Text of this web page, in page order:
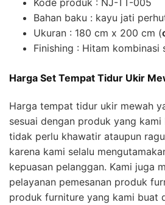
Bahan baku : kayu jati
Ukuran : 180 cm x 200 cm (
Finishing : Hitam kombinasi
Harga Set Tempat Tidur Ukir
Harga tempat tidur ukir mewah
sesuai dengan produk yang kami
tidak perlu khawatir ataupun
karena kami selalu
kepuasan pelanggan. Kami juga
pelayanan pemesanan produk
produk furniture yang kami buat